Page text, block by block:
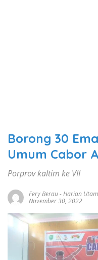
Borong 30
Umum Cabor
Porprov kaltim ke VII
Fery Berau-Harian
November 30, 2022